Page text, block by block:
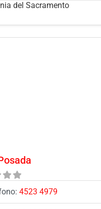
del Sacramento
4523 4979